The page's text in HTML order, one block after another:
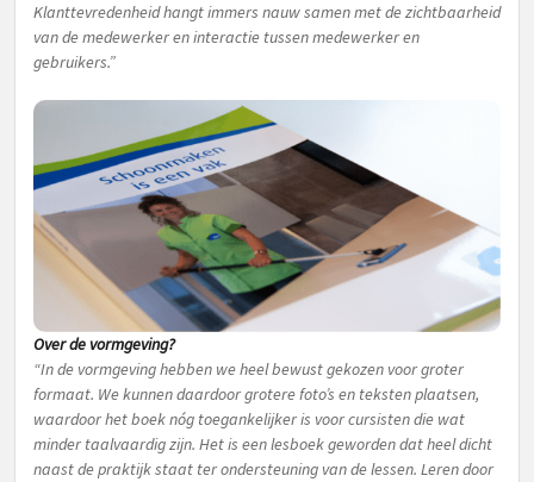
Klanttevredenheid hangt immers nauw samen met de zichtbaarheid
van de medewerker en interactie tussen medewerker en
gebruikers.”
Over de vormgeving?
“In de vormgeving hebben we heel bewust gekozen voor groter
formaat. We kunnen daardoor grotere foto’s en teksten plaatsen,
waardoor het boek nóg toegankelijker is voor cursisten die wat
minder taalvaardig zijn. Het is een lesboek geworden dat heel dicht
naast de praktijk staat ter ondersteuning van de lessen. Leren door